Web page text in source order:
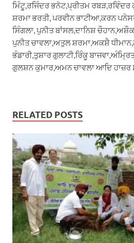
ਮਿੰਟੂ,ਰਜਿੰਦਰ ਭਨੋਟ,ਪ੍ਰੀਤਮ ਰਬੜ,ਰਵਿੰਦਰ
ਸ਼ਰਮਾ ਭਰਤੀ, ਪਰਵੀਨ ਭਾਟੀਆ,ਕਰਨ
ਸਿੰਗਲਾ, ਪੁਨੀਤ ਬਾਂਸਲ,ਦਾਨਿਸ਼
ਪੁਨੀਤ ਚਾਵਲਾ,ਅਤੁਲ ਸ਼ਰਮਾ,ਅਕਸ਼ੈ
ਭੰਡਾਰੀ,ਤੁਸ਼ਾਰ ਗੁਲਾਟੀ,ਰਿੰਕੂ
ਗੁਲਸ਼ਨ ਕੁਮਾਰ,ਅਮਨ ਚਾਵਲਾ ਆਦਿ ਹਾਜ਼ਰ
RELATED POSTS